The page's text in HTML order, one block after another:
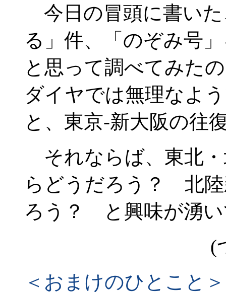
今日の冒頭に書いた
る」件、「のぞみ号
と思って調べてみた
ダイヤでは無理なよ
と、東京-新大阪の往
それならば、東北
らどうだろう？ 北
ろう？ と興味が湧
(
＜おまけのひとこと＞